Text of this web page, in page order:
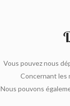
Vous pouvez nous
Concernant les
Nous pouvons